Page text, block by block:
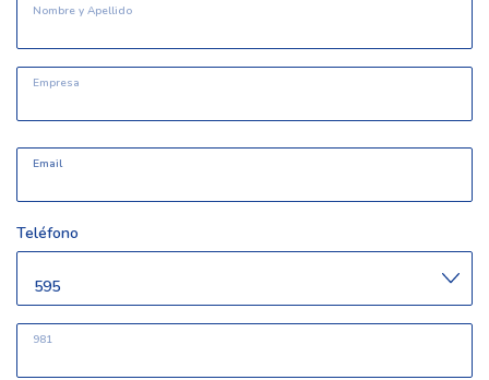
Nombre y Apellido
Empresa
Email
Email
Teléfono
981